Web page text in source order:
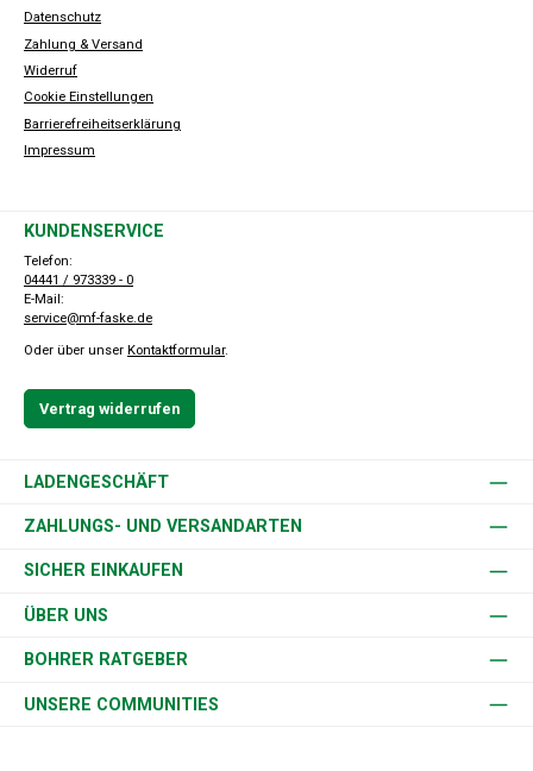
Datenschutz
Zahlung & Versand
Widerruf
Cookie Einstellungen
Barrierefreiheitserklärung
Impressum
KUNDENSERVICE
Telefon:
04441 / 973339 - 0
E-Mail:
service@mf-faske.de
Oder über unser Kontaktformular.
Vertrag widerrufen
LADENGESCHÄFT
ZAHLUNGS- UND VERSANDARTEN
SICHER EINKAUFEN
ÜBER UNS
BOHRER RATGEBER
UNSERE COMMUNITIES